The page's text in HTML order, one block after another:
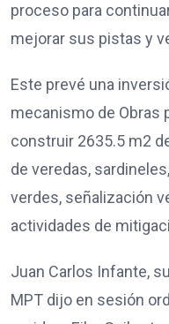
proceso para
mejorar sus pistas y
Este prevé una
mecanismo de Obras
construir 2635.5 m2
de veredas,
verdes, señalización
actividades de
Juan Carlos Infante,
MPT dijo en sesión